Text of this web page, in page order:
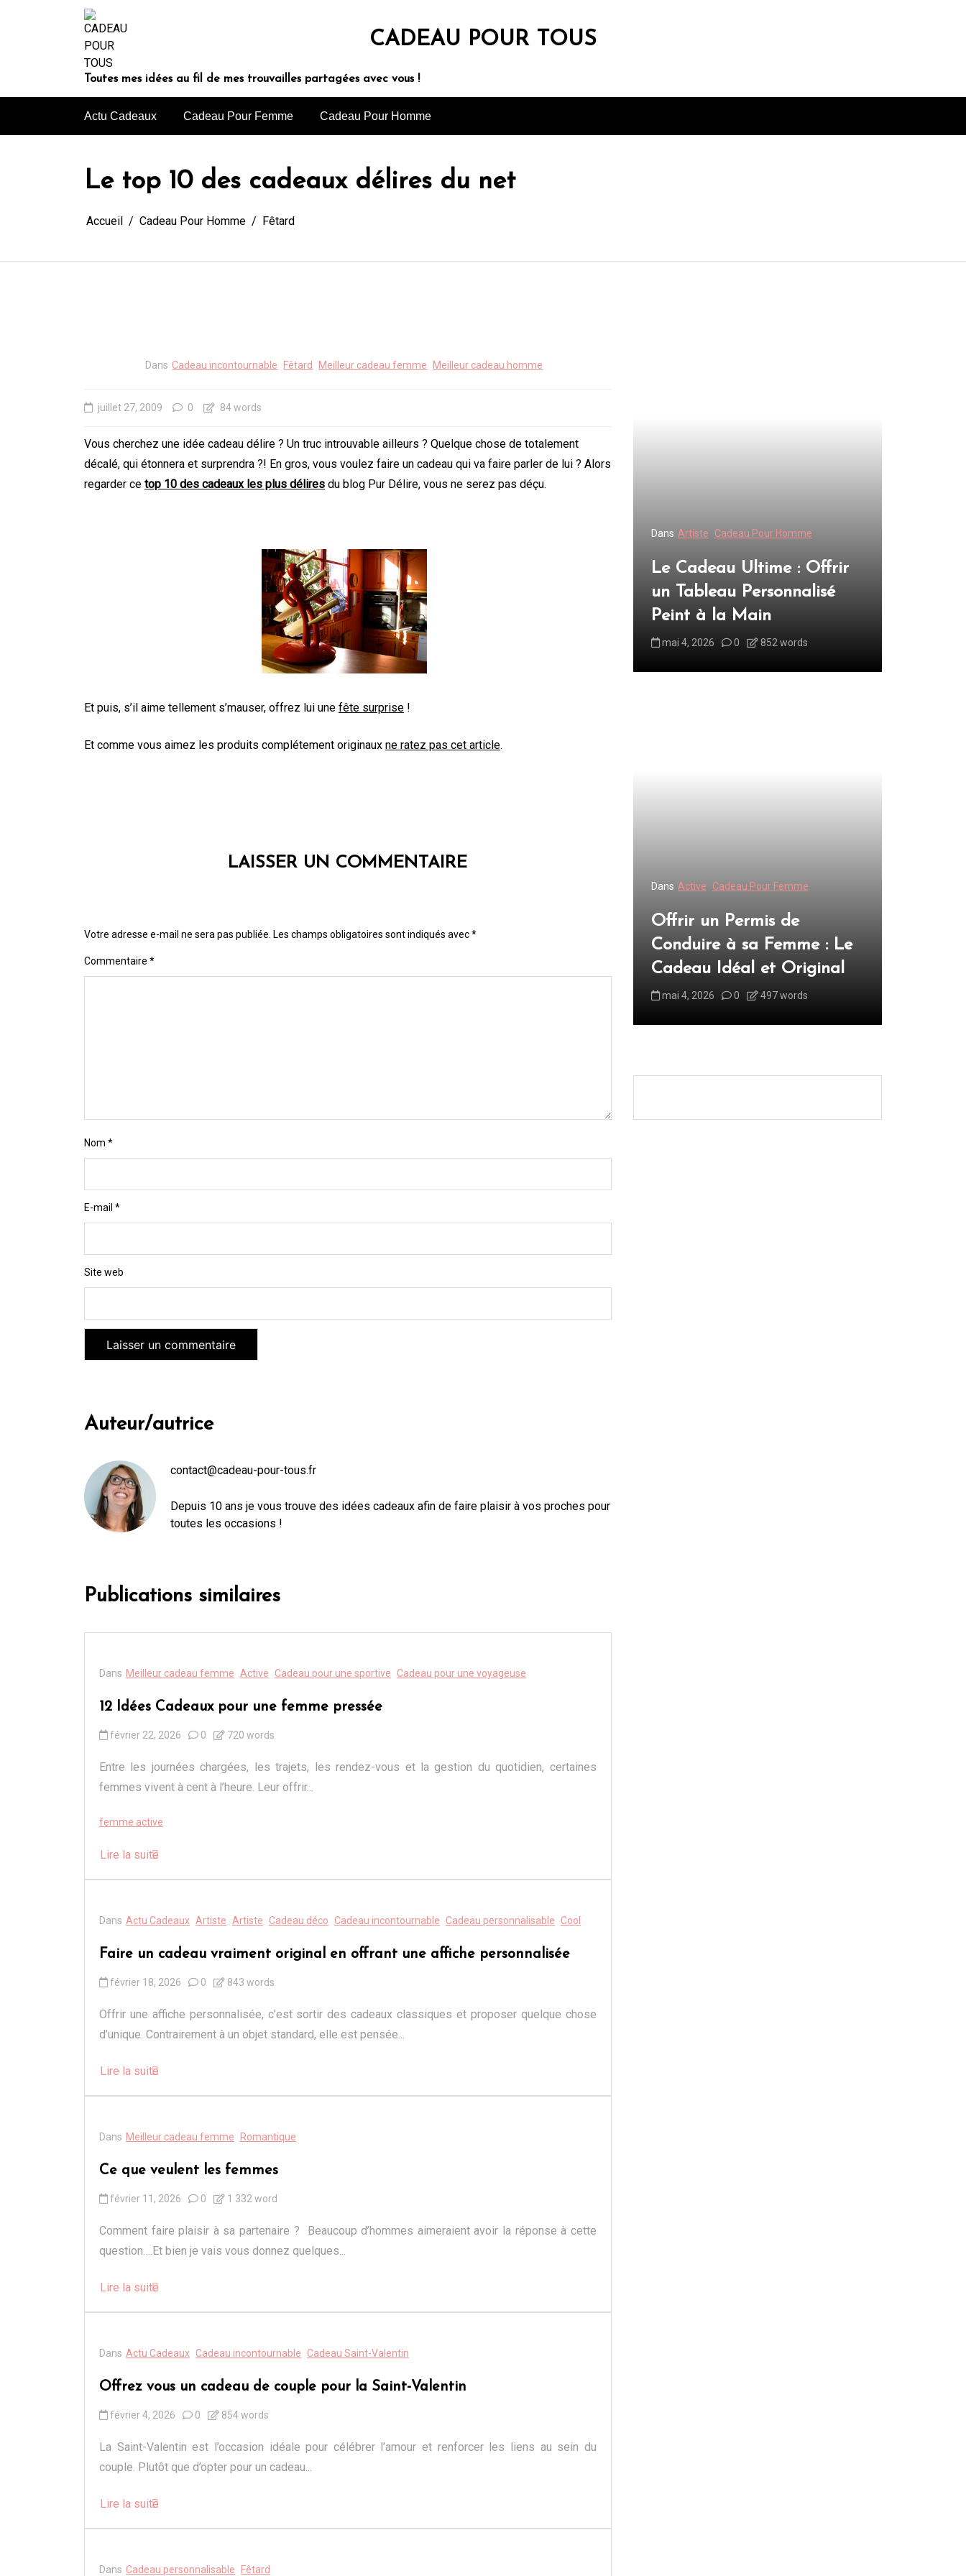
CADEAU POUR TOUS
Toutes mes idées au fil de mes trouvailles partagées avec vous !
Actu Cadeaux Cadeau Pour Femme Cadeau Pour Homme
Le top 10 des cadeaux délires du net
Accueil Cadeau Pour Homme Fêtard
Dans Cadeau incontournable Fêtard Meilleur cadeau femme Meilleur cadeau homme
juillet 27, 2009 0 84 words
Vous cherchez une idée cadeau délire ? Un truc introuvable ailleurs ? Quelque chose de totalement
décalé, qui étonnera et surprendra ?! En gros, vous voulez faire un cadeau qui va faire parler de lui ? Alors
regarder ce top 10 des cadeaux les plus délires du blog Pur Délire, vous ne serez pas déçu.
Et puis, s’il aime tellement s’mauser, offrez lui une fête surprise !
Et comme vous aimez les produits complétement originaux ne ratez pas cet article.
LAISSER UN COMMENTAIRE
Votre adresse e-mail ne sera pas publiée. Les champs obligatoires sont indiqués avec*
Commentaire *
Nom *
E-mail *
Site web
Auteur/autrice
contact@cadeau-pour-tous.fr
Depuis 10 ans je vous trouve des idées cadeaux afin de faire plaisir à vos proches pour
toutes les occasions !
Publications similaires
Dans Meilleur cadeau femme Active Cadeau pour une sportive Cadeau pour une voyageuse
12 Idées Cadeaux pour une femme pressée
février 22, 2026 0 720 words
Entre les journées chargées, les trajets, les rendez-vous et la gestion du quotidien, certaines
femmes vivent à cent à l’heure. Leur offrir...
femme active
Lire la suite
Dans Actu Cadeaux Artiste Artiste Cadeau déco Cadeau incontournable Cadeau personnalisable Cool
Faire un cadeau vraiment original en offrant une affiche personnalisée
février 18, 2026 0 843 words
Offrir une affiche personnalisée, c’est sortir des cadeaux classiques et proposer quelque chose
d’unique. Contrairement à un objet standard, elle est pensée...
Lire la suite
Dans Meilleur cadeau femme Romantique
Ce que veulent les femmes
février 11, 2026 0 1 332 word
Comment faire plaisir à sa partenaire ? Beaucoup d’hommes aimeraient avoir la réponse à cette
question….Et bien je vais vous donnez quelques...
Lire la suite
Dans Actu Cadeaux Cadeau incontournable Cadeau Saint-Valentin
Offrez vous un cadeau de couple pour la Saint-Valentin
février 4, 2026 0 854 words
La Saint-Valentin est l’occasion idéale pour célébrer l’amour et renforcer les liens au sein du
couple. Plutôt que d’opter pour un cadeau...
Lire la suite
Dans Cadeau personnalisable Fêtard
Dans Artiste Cadeau Pour Homme
Le Cadeau Ultime : Offrir
un Tableau Personnalisé
Peint à la Main
mai 4, 2026 0 852 words
Dans Active Cadeau Pour Femme
Offrir un Permis de
Conduire à sa Femme : Le
Cadeau Idéal et Original
mai 4, 2026 0 497 words